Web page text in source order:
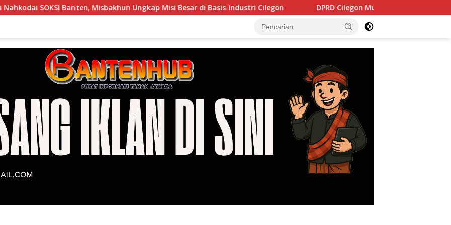
Banten, Misbakhun Ungkap Misi Besar di Basis Industri Cilegon DPRD Cilegon Mulai Bahas Pertanggungjawaban